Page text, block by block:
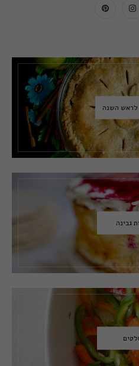
לראש השנה
גבינה